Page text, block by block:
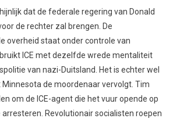
dat de federale regering van Donald
de rechter zal brengen. De
overheid staat onder controle van
ICE met dezelfde wrede mentaliteit
van nazi-Duitsland. Het is echter wel
de moordenaar vervolgt. Tim
om de ICE-agent die het vuur opende op
arresteren. Revolutionair socialisten roepen